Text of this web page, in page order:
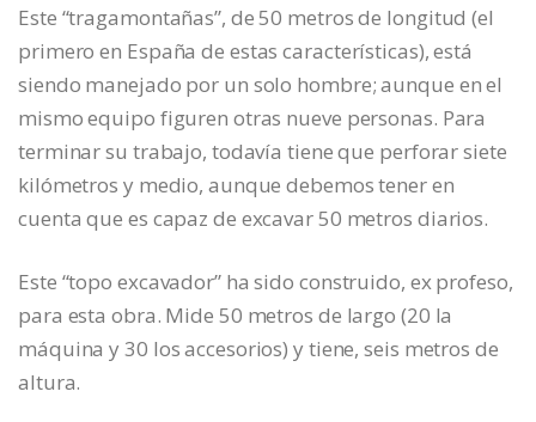
Este “tragamontañas”, de 50 metros de longitud (el
primero en España de estas características), está
siendo manejado por un solo hombre; aunque en el
mismo equipo figuren otras nueve personas. Para
terminar su trabajo, todavía tiene que perforar siete
kilómetros y medio, aunque debemos tener en
cuenta que es capaz de excavar 50 metros diarios.
Este “topo excavador” ha sido construido, ex profeso,
para esta obra. Mide 50 metros de largo (20 la
máquina y 30 los accesorios) y tiene, seis metros de
altura.